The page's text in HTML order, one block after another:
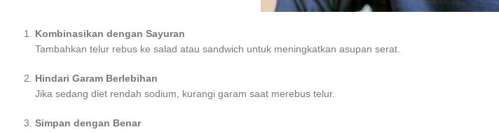
Kombinasikan dengan Sayuran
Tambahkan telur rebus ke salad atau sandwich untuk meningkatkan asupan serat.
Hindari Garam Berlebihan
Jika sedang diet rendah sodium, kurangi garam saat merebus telur.
Simpan dengan Benar